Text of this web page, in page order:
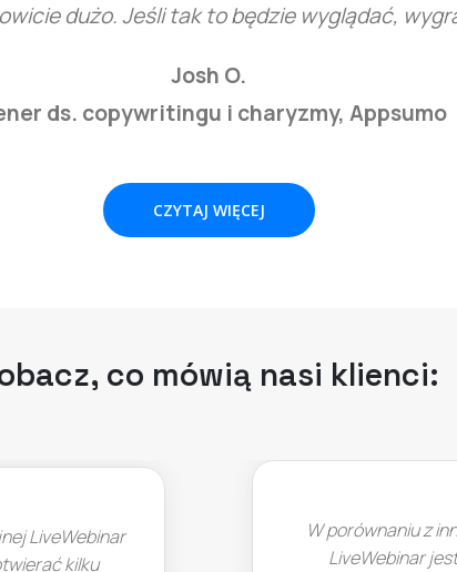
tak to będzie wyglądać, wygrają”.
i charyzmy, Appsumo
CZYTAJ WIĘCEJ
co mówią nasi klienci:
W porównaniu z innymi narzędziami, które
LiveWebinar jest najbardziej stabilny